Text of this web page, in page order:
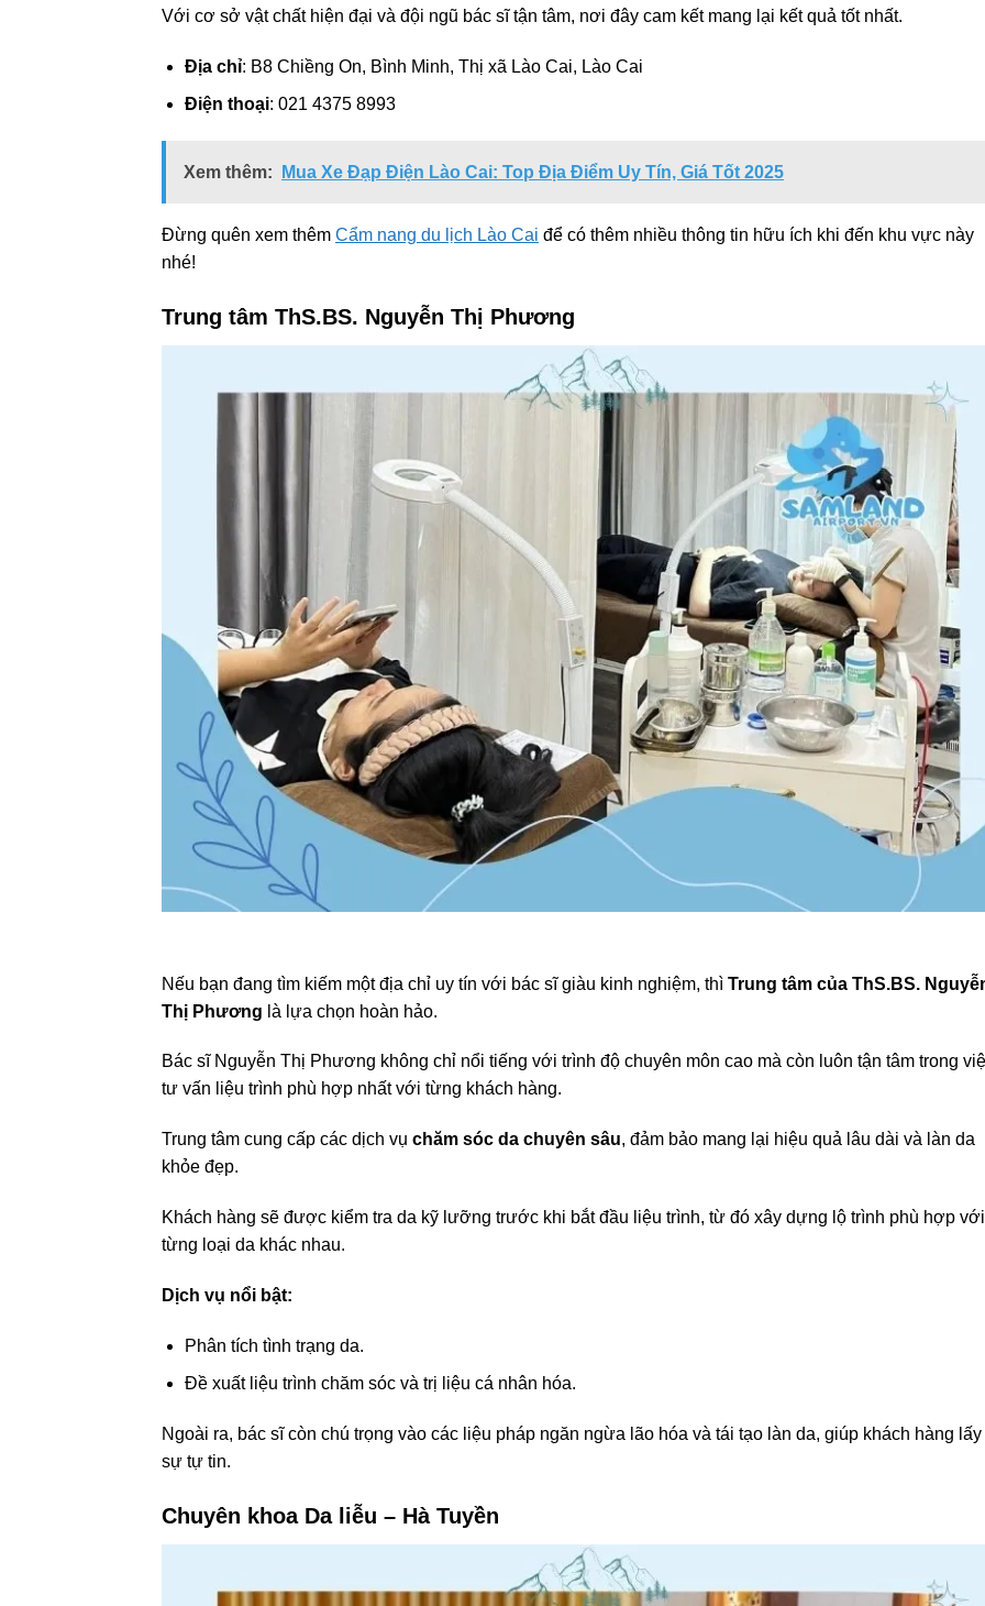
Với cơ sở vật chất hiện đại và đội ngũ bác sĩ tận tâm, nơi đây cam kết mang lại kết quả tốt nhất.
Địa chỉ: B8 Chiềng On, Bình Minh, Thị xã Lào Cai, Lào Cai
Điện thoại: 021 4375 8993
Xem thêm: Mua Xe Đạp Điện Lào Cai: Top Địa Điểm Uy Tín, Giá Tốt 2025
Đừng quên xem thêm Cẩm nang du lịch Lào Cai để có thêm nhiều thông tin hữu ích khi đến khu vực này
nhé!
Trung tâm ThS.BS. Nguyễn Thị Phương
Nếu bạn đang tìm kiếm một địa chỉ uy tín với bác sĩ giàu kinh nghiệm, thì Trung tâm của ThS.BS.
Thị Phương là lựa chọn hoàn hảo.
Bác sĩ Nguyễn Thị Phương không chỉ nổi tiếng với trình độ chuyên môn cao mà còn luôn tận tâm trong
tư vấn liệu trình phù hợp nhất với từng khách hàng.
Trung tâm cung cấp các dịch vụ chăm sóc da chuyên sâu, đảm bảo mang lại hiệu quả lâu dài và làn da
khỏe đẹp.
Khách hàng sẽ được kiểm tra da kỹ lưỡng trước khi bắt đầu liệu trình, từ đó xây dựng lộ trình phù hợp với
từng loại da khác nhau.
Dịch vụ nổi bật:
Phân tích tình trạng da.
Đề xuất liệu trình chăm sóc và trị liệu cá nhân hóa.
Ngoài ra, bác sĩ còn chú trọng vào các liệu pháp ngăn ngừa lão hóa và tái tạo làn da, giúp khách hàng
sự tự tin.
Chuyên khoa Da liễu – Hà Tuyền